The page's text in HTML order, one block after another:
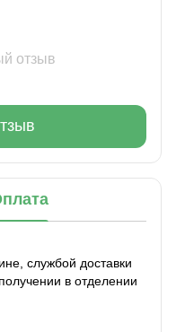
отзыв
службой доставки
в отделении